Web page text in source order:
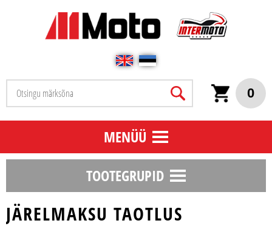
0
MENÜÜ
TOOTEGRUPID
JÄRELMAKSU TAOTLUS